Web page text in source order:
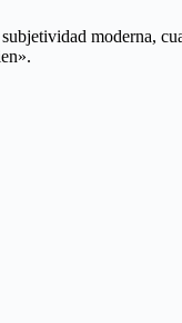
moderna,